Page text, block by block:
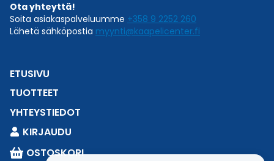
Ota yhteyttä!
Soita asiakaspalveluumme +358 9 2252 260
Lähetä sähköpostia myynti@kaapelicenter.fi
ETUSIVU
TUOTTEET
YHTEYSTIEDOT
KIRJAUDU
OSTOSKORI